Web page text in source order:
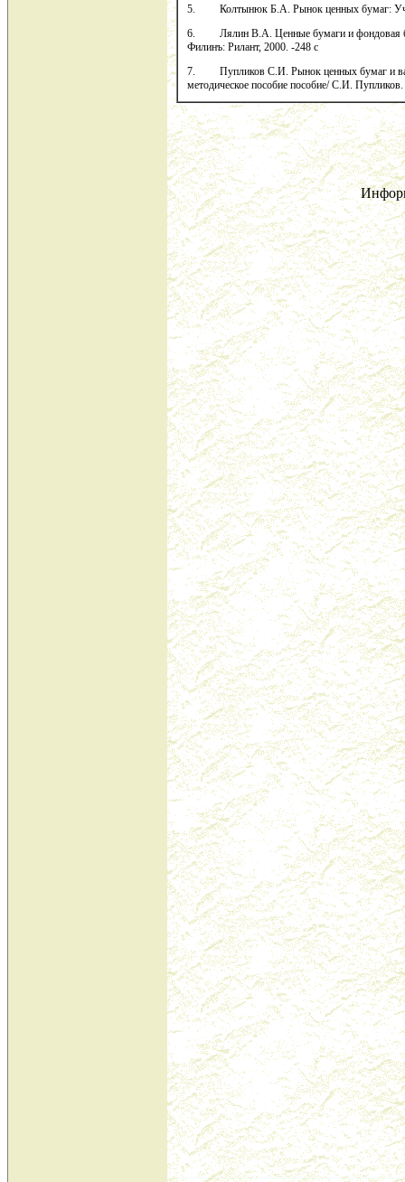
5. Колтынюк Б.А. Рынок ценных бумаг:
6. Лялин В.А. Ценные бумаги и фондовая
Филинъ: Рилант, 2000. -248 с
7. Пупликов С.И. Рынок ценных бумаг и
методическое пособие пособие/ С.И.